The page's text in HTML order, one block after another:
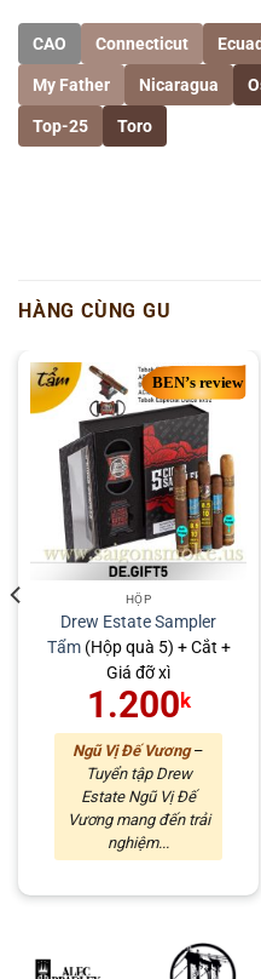
CAO Connecticut
My Father Nicaragua
Top-25 Toro
HÀNG CÙNG GU
HỘP
Drew EstateSampler
Tẩm(Hộp quà 5) + Cắt +
Giá đỡ xì
1.200 k
Ngũ Vị Đế Vương–
Tuyển tập Drew
Estate Ngũ Vị Đế
Vương mang đến trải
nghiệm...